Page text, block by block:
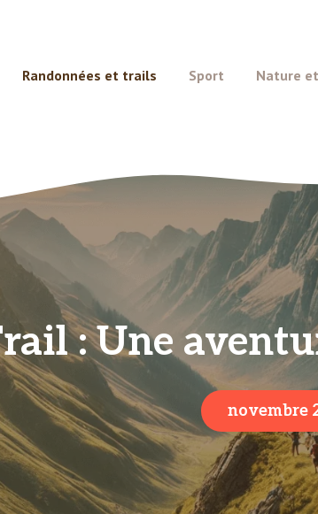
Randonnées et trails Sport Nature
: Une
novembre